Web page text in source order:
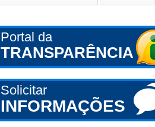
Portal da
TRANSPARÊNCIA
Solicitar
INFORMAÇÕES